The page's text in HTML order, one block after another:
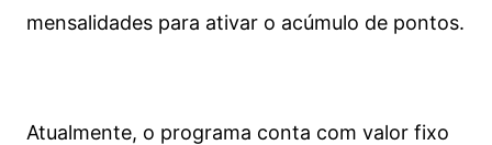
mensalidades para ativar o acúmulo de pontos.
Atualmente, o programa conta com valor fixo